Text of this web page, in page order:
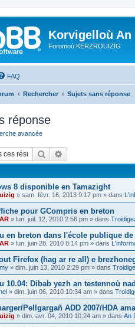
Korvigelloù An
Foromoù KERZROUIZIG
FAQ
Rechercher Sujets sans réponse
réponse
avancée
Rechercher
8 disponible en Tamazight
» sam. févr. 16, 2013 9:17 pm » dans
pour GCompris en breton
» lun. juil. 12, 2010 2:56 pm » dans
en breton dans l'école publique de
» lun. juin 28, 2010 8:14 pm » dans
Firefox (hag ar re all) e
» dim. juin 13, 2010 2:29 pm » dans
10.04: Dibab yezh an testennoù
» dim. juin 06, 2010 10:34 am » dans
Pellgargañ ADD 2007/HDA
» dim. avr. 04, 2010 10:24 am » dans An